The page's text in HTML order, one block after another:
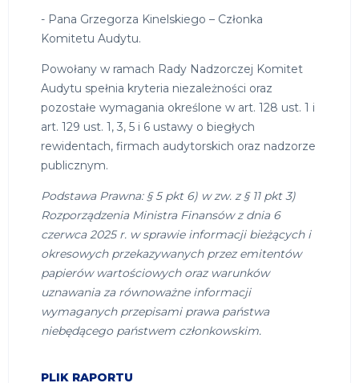
- Pana Grzegorza Kinelskiego – Członka
Komitetu Audytu.
Powołany w ramach Rady Nadzorczej Komitet
Audytu spełnia kryteria niezależności oraz
pozostałe wymagania określone w art. 128 ust. 1 i
art. 129 ust. 1, 3, 5 i 6 ustawy o biegłych
rewidentach, firmach audytorskich oraz nadzorze
publicznym.
Podstawa Prawna: § 5 pkt 6) w zw. z § 11 pkt 3)
Rozporządzenia Ministra Finansów z dnia 6
czerwca 2025 r. w sprawie informacji bieżących i
okresowych przekazywanych przez emitentów
papierów wartościowych oraz warunków
uznawania za równoważne informacji
wymaganych przepisami prawa państwa
niebędącego państwem członkowskim.
PLIK RAPORTU